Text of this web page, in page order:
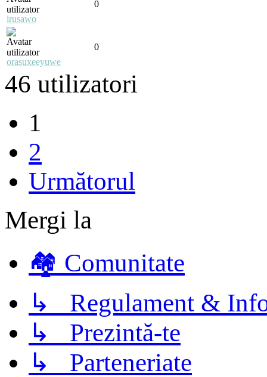
irusawo
0
orasuxeeyuwe
0
46 utilizatori
1
2
Următorul
Mergi la
🏘️ Comunitate
↳ Regulament &
↳ Prezintă-te
↳ Parteneriate